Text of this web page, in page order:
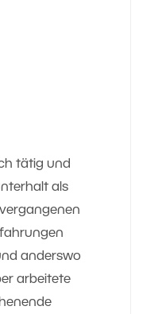
tätig und
als
anderswo
arbeitete